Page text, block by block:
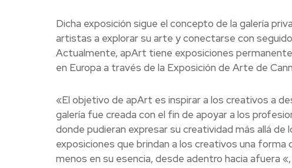
Dicha exposición sigue el concepto de la galería
artistas a explorar su arte y conectarse con
Actualmente, apArt tiene exposiciones
en Europa a través de la Exposición de Arte de
«El objetivo de apArt es inspirar a los creativos a
galería fue creada con el fin de apoyar a los
donde pudieran expresar su creatividad más allá
exposiciones que brindan a los creativos una
menos en su esencia, desde adentro hacia afuera